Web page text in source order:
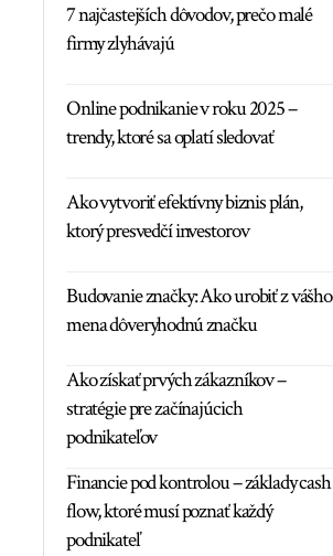
7 najčastejších dôvodov, prečo malé
firmy zlyhávajú
Online podnikanie v roku 2025 –
trendy, ktoré sa oplatí sledovať
Ako vytvoriť efektívny biznis plán,
ktorý presvedčí investorov
Budovanie značky: Ako urobiť z vášho
mena dôveryhodnú značku
Ako získať prvých zákazníkov –
stratégie pre začínajúcich
podnikateľov
Financie pod kontrolou – základy cash
flow, ktoré musí poznať každý
podnikateľ